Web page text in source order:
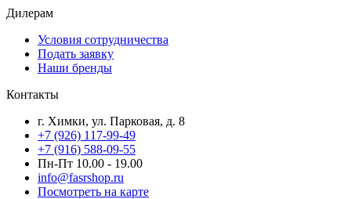
Дилерам
Условия сотрудничества
Подать заявку
Наши бренды
Контакты
г. Химки, ул. Парковая, д. 8
+7 (926) 117-99-49
+7 (916) 588-09-55
Пн-Пт 10.00 - 19.00
info@fasrshop.ru
Посмотреть на карте